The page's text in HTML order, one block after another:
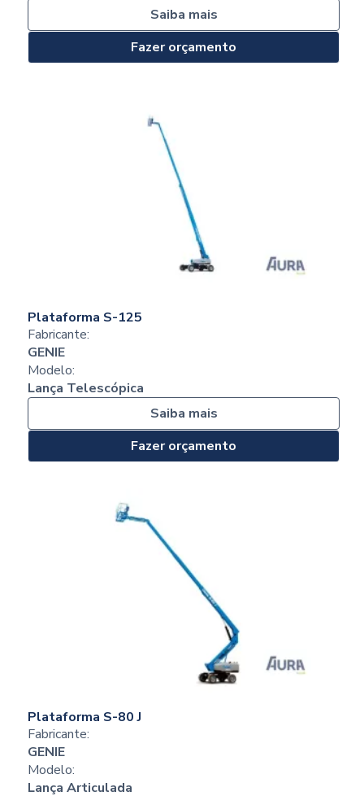
Saiba mais
Fazer orçamento
Plataforma S-125
Fabricante:
GENIE
Modelo:
Lança Telescópica
Saiba mais
Fazer orçamento
Plataforma S-80 J
Fabricante:
GENIE
Modelo:
Lança Articulada